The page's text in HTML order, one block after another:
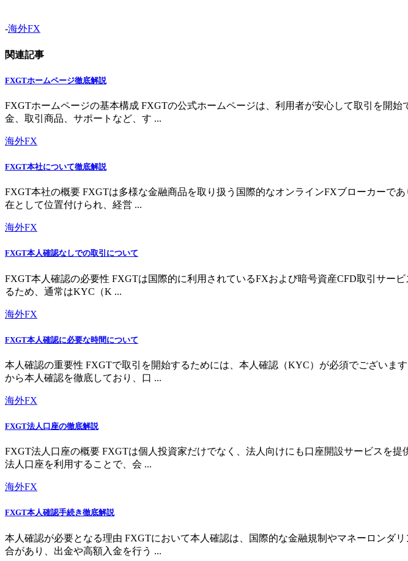
-海外FX
関連記事
FXGTホームページ徹底解説
FXGTホームページの基本構成 FXGTの公式ホームページは、利用者が安心して取引を開
金、取引商品、サポートなど、す ...
海外FX
FXGT本社について徹底解説
FXGT本社の概要 FXGTは多様な金融商品を取り扱う国際的なオンラインFXブローカーで
在として位置付けられ、経営 ...
海外FX
FXGT本人確認なしでの取引について
FXGT本人確認の必要性 FXGTは国際的に利用されているFXおよび暗号資産CFD取引サー
るため、通常はKYC（K ...
海外FX
FXGT本人確認に必要な時間について
本人確認の重要性 FXGTで取引を開始するためには、本人確認（KYC）が必須でございま
から本人確認を徹底しており、口 ...
海外FX
FXGT法人口座の徹底解説
FXGT法人口座の概要 FXGTは個人投資家だけでなく、法人向けにも口座開設サービスを
法人口座を利用することで、会 ...
海外FX
FXGT本人確認手続き徹底解説
本人確認が必要となる理由 FXGTにおいて本人確認は、国際的な金融規制やマネーロンダ
合があり、出金や高額入金を行う ...